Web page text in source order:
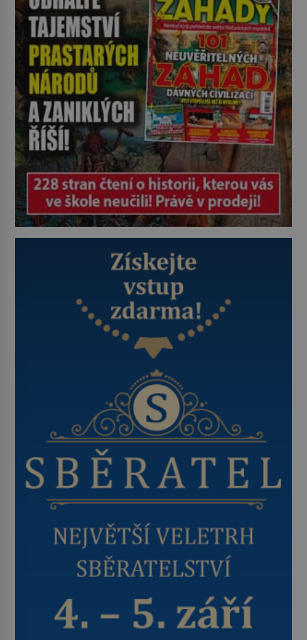
kartografové zakreslovali do map
záhadný kontinent Terra Australis
– Jižní zemi. Proč? Do jisté míry to
byl smysl pro […]